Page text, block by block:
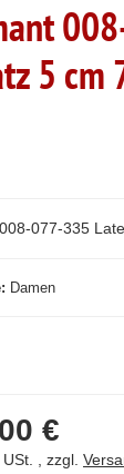
5 cm
Damen
077-335
€
, zzgl.